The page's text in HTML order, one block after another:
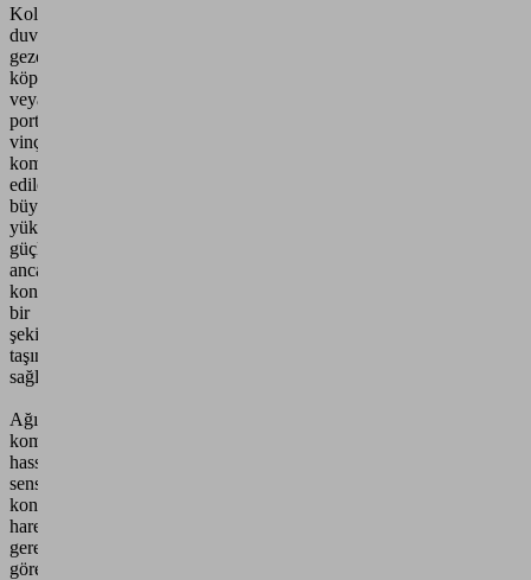
Kolon,
duvar,
gezer
köprülü
veya
portal
vinçlerle
kombine
edilerek
büyük
yüklerin
güçlü
ancak
kontrollü
bir
şekilde
taşınmasını
sağlar.
Ağır
komponentlerin
hassas,
sensör
kontrollü
hareketini
gerektiren
görevler